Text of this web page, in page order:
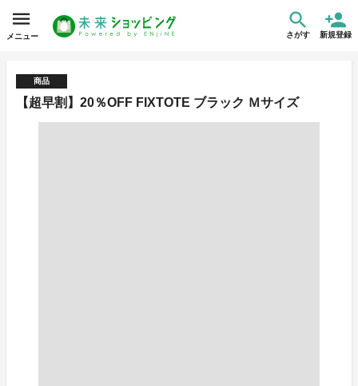
メニュー さがす 新規登録
商品
【超早割】20％OFF FIXTOTE ブラック Ｍサイズ